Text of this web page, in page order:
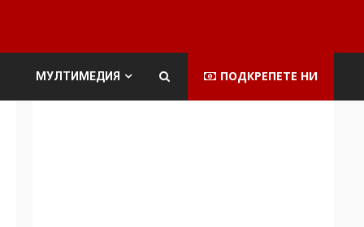
МУЛТИМЕДИЯ ПОДКРЕПЕТЕ НИ